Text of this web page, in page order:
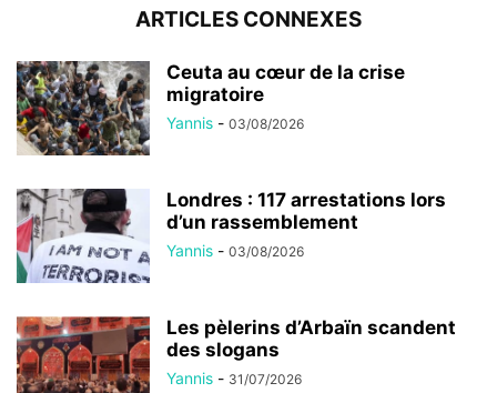
ARTICLES CONNEXES
Ceuta au cœur de la crise
migratoire
Yannis - 03/08/2026
Londres : 117 arrestations lors
d’un rassemblement
Yannis - 03/08/2026
Les pèlerins d’Arbaïn scandent
des slogans
Yannis - 31/07/2026